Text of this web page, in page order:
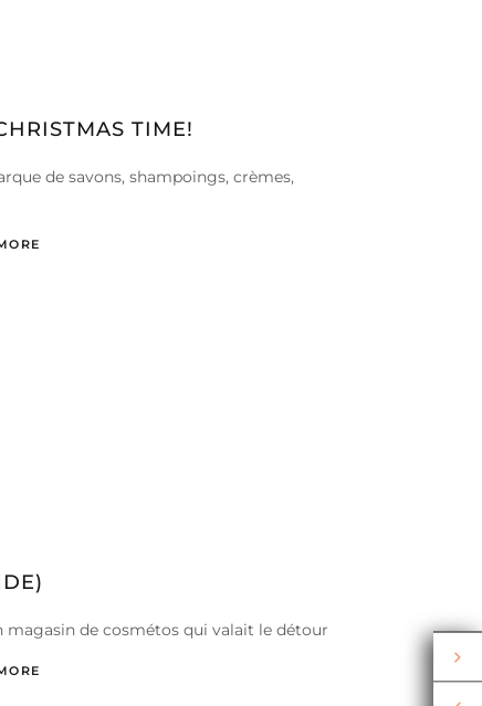
TIME!
de savons, shampoings, crèmes,
magasin de cosmétos qui valait le détour